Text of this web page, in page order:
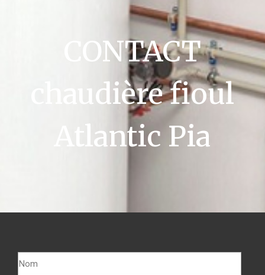
CONTACT
chaudière fioul
Atlantic Pia